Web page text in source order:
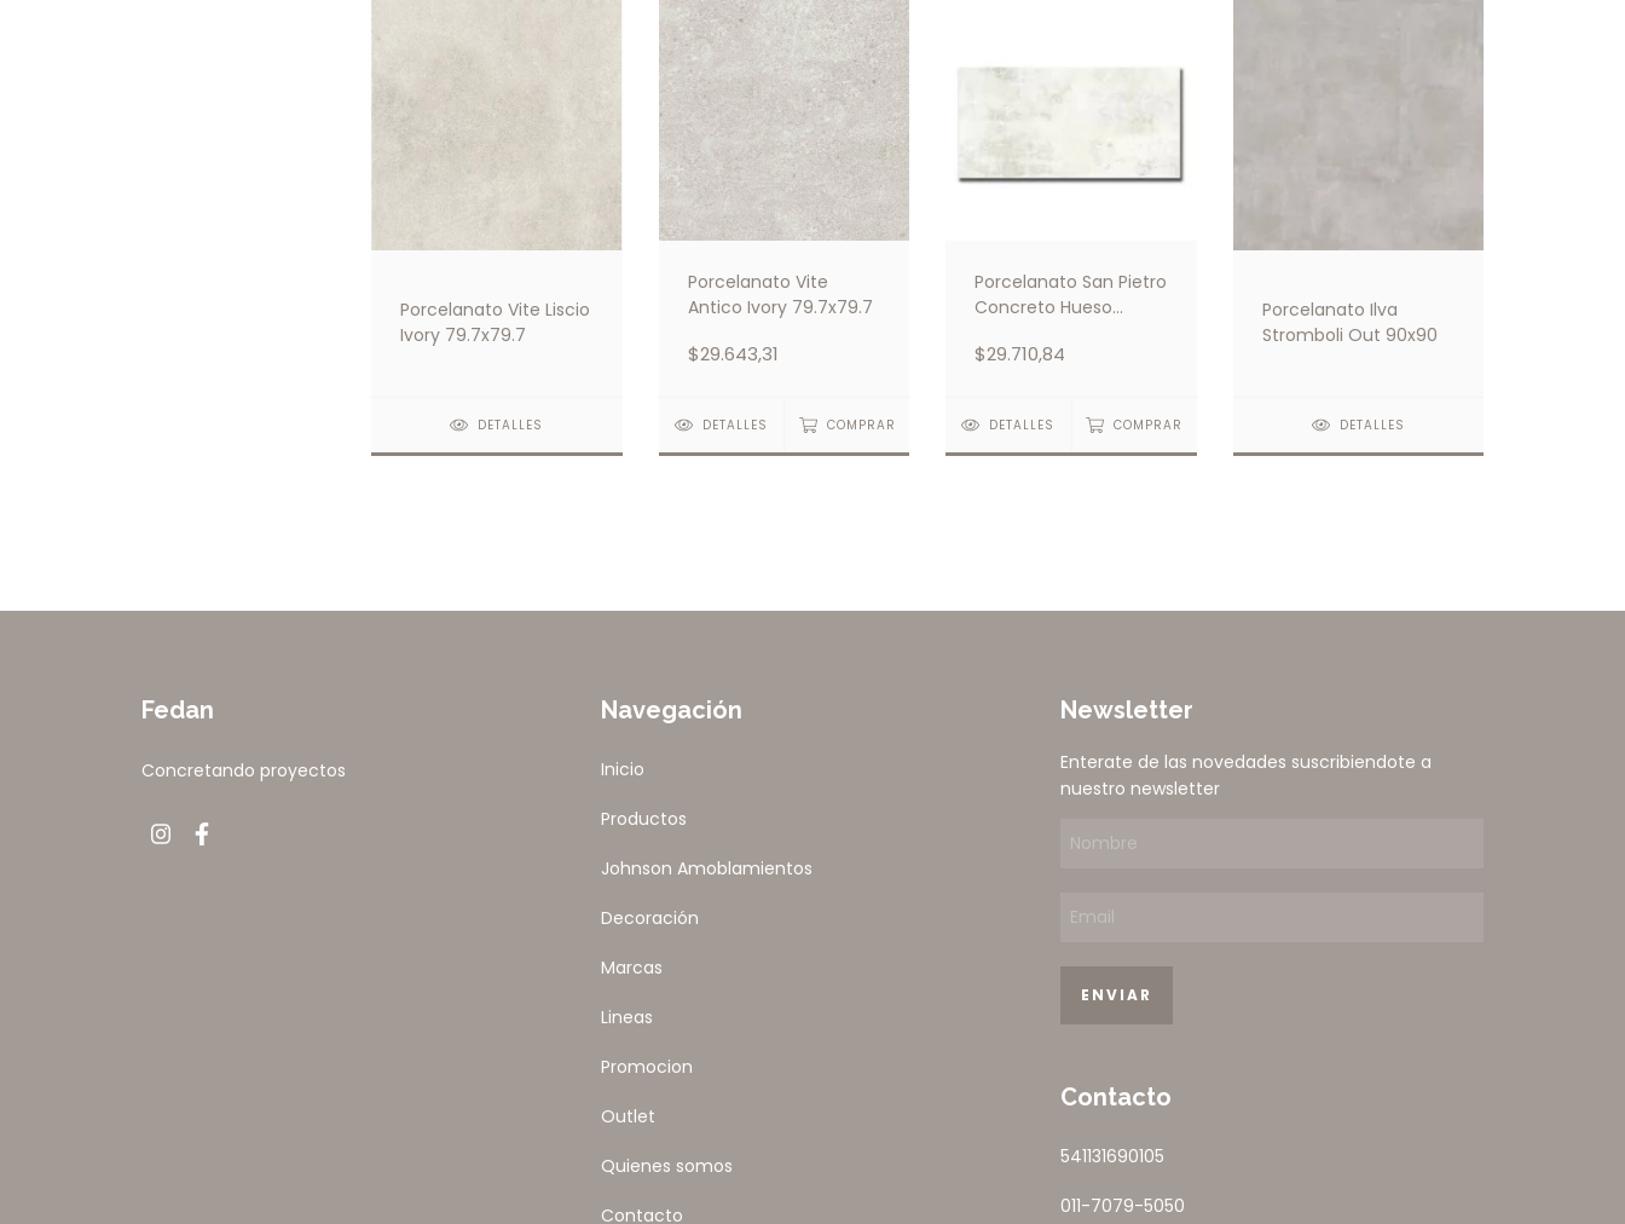
Porcelanato Vite Liscio
Ivory 79.7x79.7
DETALLES
Porcelanato Vite
Antico Ivory 79.7x79.7
$29.643,31
DETALLES COMPRAR
Porcelanato San Pietro
Concreto Hueso
$29.710,84
DETALLES COMPRAR
Porcelanato Ilva
Stromboli Out 90x90
DETALLES
Fedan
Concretando proyectos
Navegación
Inicio
Productos
Johnson Amoblamientos
Decoración
Marcas
Lineas
Promocion
Outlet
Quienes somos
Contacto
Newsletter
Enterate de las novedades suscribiendote a
nuestro newsletter
Contacto
541131690105
011-7079-5050